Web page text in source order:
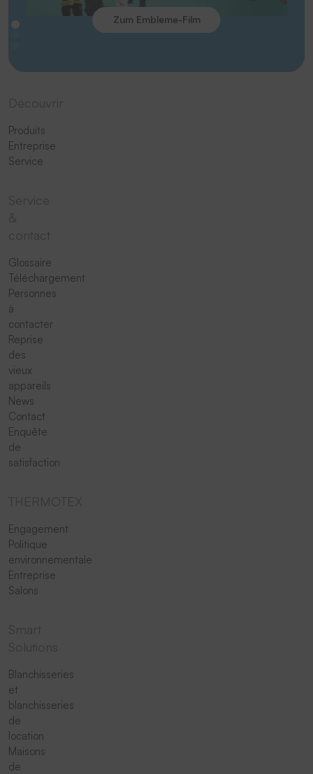
Zum Embleme-Film
Produits
Entreprise
Service
Glossaire
Téléchargement
Personnes
à
contacter
Reprise
des
vieux
appareils
News
Contact
Enquête
de
satisfaction
Engagement
Politique
environnementale
Entreprise
Salons
Blanchisseries
et
blanchisseries
de
location
Maisons
de